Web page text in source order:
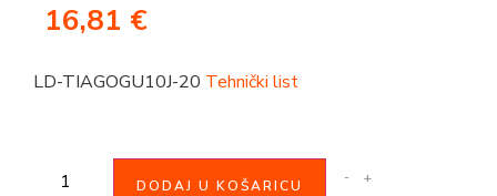
16,81 €
LD-TIAGOGU10J-20 Tehnički list
- +
DODAJ U KOŠARICU